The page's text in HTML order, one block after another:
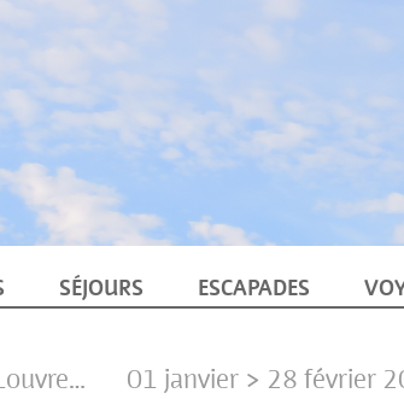
SÉJOURS ESCAPADES
01 janvier > 28 février